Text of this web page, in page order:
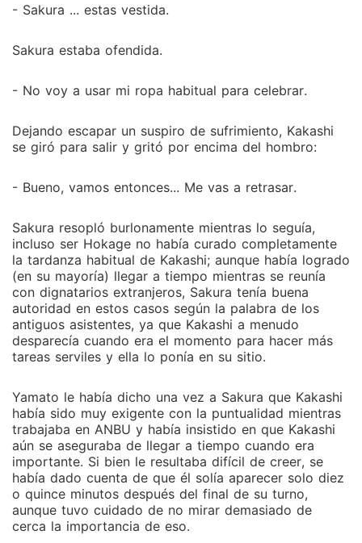
- Sakura ... estas vestida.
Sakura estaba ofendida.
- No voy a usar mi ropa habitual para celebrar.
Dejando escapar un suspiro de sufrimiento, Kakashi
se giró para salir y gritó por encima del hombro:
- Bueno, vamos entonces... Me vas a retrasar.
Sakura resopló burlonamente mientras lo seguía,
incluso ser Hokage no había curado completamente
la tardanza habitual de Kakashi; aunque había logrado
(en su mayoría) llegar a tiempo mientras se reunía
con dignatarios extranjeros, Sakura tenía buena
autoridad en estos casos según la palabra de los
antiguos asistentes, ya que Kakashi a menudo
desparecía cuando era el momento para hacer más
tareas serviles y ella lo ponía en su sitio.
Yamato le había dicho una vez a Sakura que Kakashi
había sido muy exigente con la puntualidad mientras
trabajaba en ANBU y había insistido en que Kakashi
aún se aseguraba de llegar a tiempo cuando era
importante. Si bien le resultaba difícil de creer, se
había dado cuenta de que él solía aparecer solo diez
o quince minutos después del final de su turno,
aunque tuvo cuidado de no mirar demasiado de
cerca la importancia de eso.